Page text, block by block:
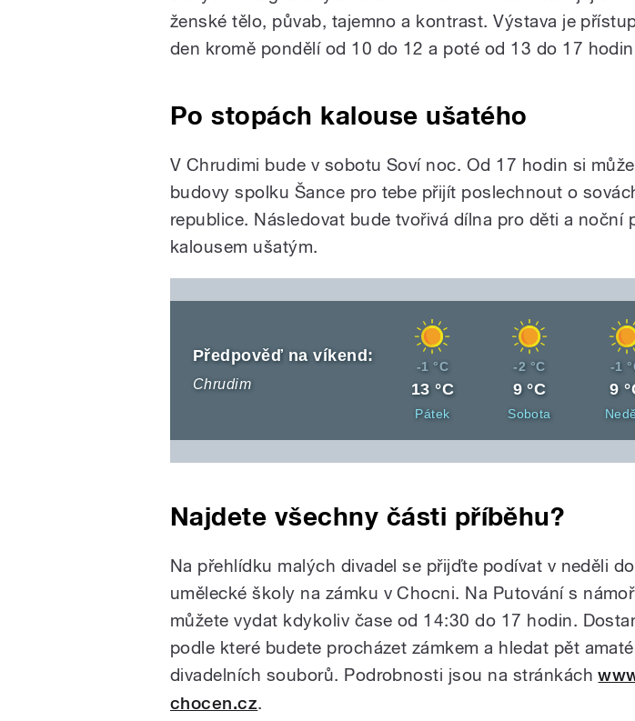
ženské tělo, půvab, tajemno a kontrast. Výstava je
den kromě pondělí od 10 do 12 a poté od 13 do 17
Po stopách kalouse ušatého
V Chrudimi bude v sobotu Soví noc. Od 17 hodin si
budovy spolku Šance pro tebe přijít poslechnout o
republice. Následovat bude tvořivá dílna pro děti a noční
kalousem ušatým.
Předpověď na víkend:
Chrudim
Noční
teplota
-1 °C
Denní
teplota
13 °C
Den
Pátek
Noční
teplota
-2 °C
Denní
teplota
9 °C
Den
Sobota
-1
9
Den
Najdete všechny části příběhu?
Na přehlídku malých divadel se přijďte podívat v neděli
umělecké školy na zámku v Chocni. Na Putování s
můžete vydat kdykoliv čase od 14:30 do 17 hodin.
podle které budete procházet zámkem a hledat pět
divadelních souborů. Podrobnosti jsou na stránkách
chocen.cz.